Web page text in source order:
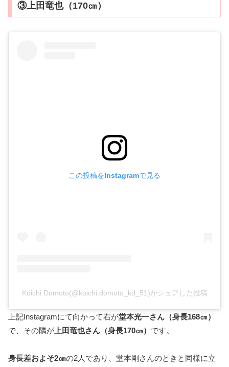
③上田竜也（170㎝）
この投稿をInstagramで見る
Koichi Domoto(@koichi.domoto_kd_51)がシェアした投稿
上記Instagramにて向かって右が堂本光一さん（身長168㎝）
で、その隣が 上田竜也さん（身長170㎝） です。
身長差およそ2㎝の2人であり、堂本剛さんのときと同様に立